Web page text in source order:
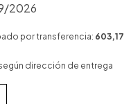
2026
por transferencia: 603,17
dirección de entrega